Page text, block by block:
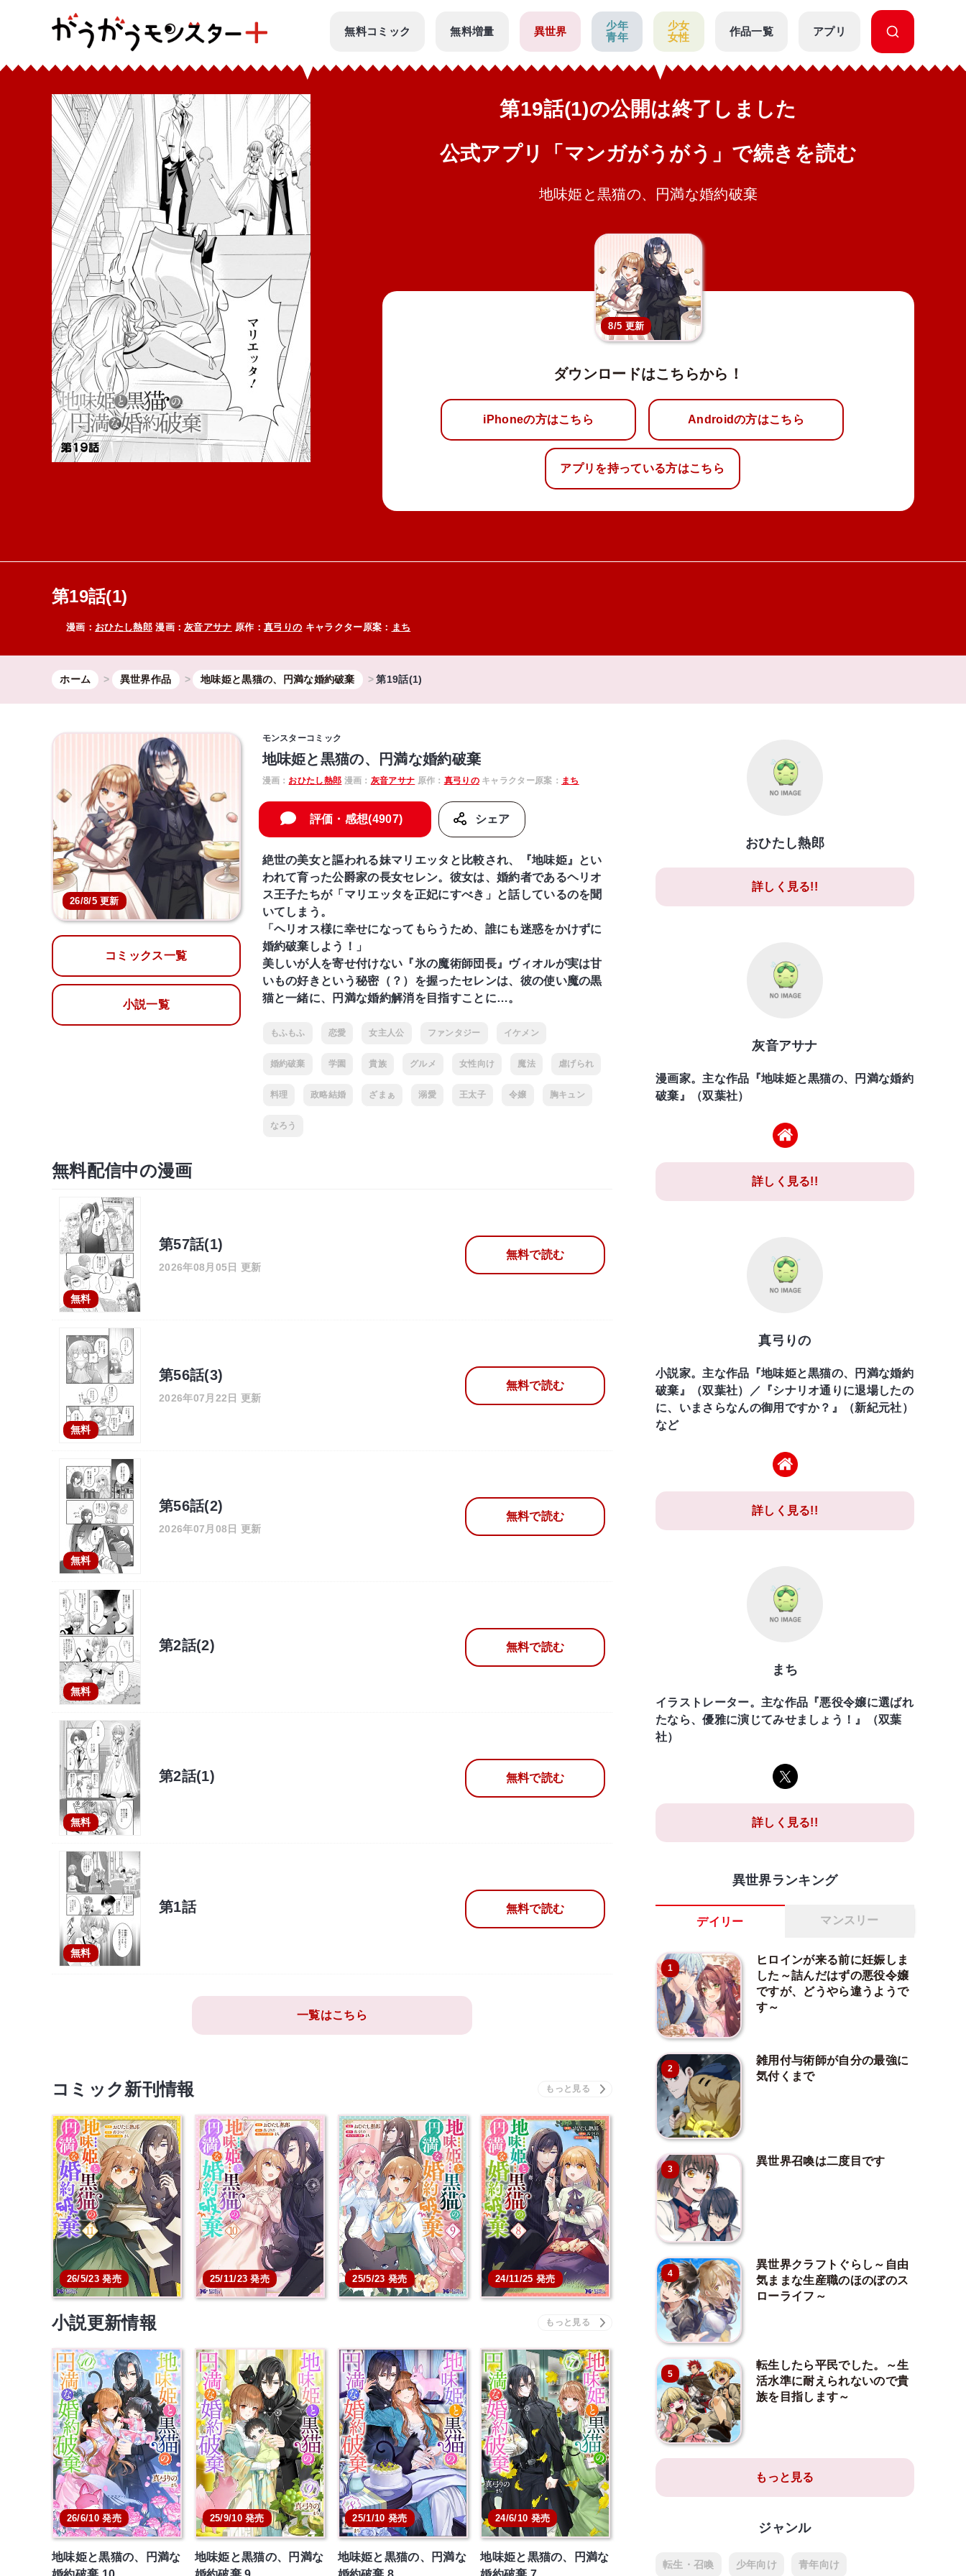
無料コミック 無料増量 異世界
少年
青年
少女
女性
作品一覧 アプリ
第19話(1)の公開は終了しました
公式アプリ「マンガがうがう」で続きを読む
地味姫と黒猫の、円満な婚約破棄
8/5 更新
ダウンロードはこちらから！
iPhoneの方はこちら Androidの方はこちら
アプリを持っている方はこちら
第19話(1)
漫画： おひたし熱郎漫画：灰音アサナ 原作：真弓りの キャラクター原案： まち
ホーム 異世界作品 地味姫と黒猫の、円満な婚約破棄 第19話(1)
26/8/5 更新
コミックス一覧
小説一覧
モンスターコミック
地味姫と黒猫の、円満な婚約破棄
漫画： おひたし熱郎 漫画： 灰音アサナ 原作： 真弓りのキャラクター原案： まち
評価・感想(4907) シェア
絶世の美女と謳われる妹マリエッタと比較され、『地味姫』とい
われて育った公爵家の長女セレン。彼女は、婚約者であるヘリオ
ス王子たちが「マリエッタを正妃にすべき」と話しているのを聞
いてしまう。
「ヘリオス様に幸せになってもらうため、誰にも迷惑をかけずに
婚約破棄しよう！」
美しいが人を寄せ付けない『氷の魔術師団長』ヴィオルが実は甘
いもの好きという秘密（？）を握ったセレンは、彼の使い魔の黒
猫と一緒に、円満な婚約解消を目指すことに…。
もふもふ 恋愛 女主人公 ファンタジー イケメン
婚約破棄 学園 貴族 グルメ 女性向け 魔法 虐げられ
料理 政略結婚 ざまぁ 溺愛 王太子 令嬢 胸キュン
なろう
無料配信中の漫画
無料
第57話(1)
2026年08月05日 更新
無料で読む
無料
第56話(3)
2026年07月22日 更新
無料で読む
無料
第56話(2)
2026年07月08日 更新
無料で読む
無料
第2話(2) 無料で読む
無料
第2話(1) 無料で読む
無料
第1話 無料で読む
一覧はこちら
コミック新刊情報
26/5/23 発売
地味姫と黒猫の、円満な
婚約破棄 11 【コ…
本を買う
25/11/23 発売
地味姫と黒猫の、円満な
婚約破棄 10 【コ…
本を買う
25/5/23 発売
地味姫と黒猫の、円満な
婚約破棄 9 【コミ…
本を買う
24/11/25 発売
地味姫と黒猫の、円満な
婚約破棄 8 【コミ…
本を買う
小説更新情報
26/6/10 発売
地味姫と黒猫の、円満な
25/9/10 発売
地味姫と黒猫の、円満な
25/1/10 発売
地味姫と黒猫の、円満な
24/6/10 発売
地味姫と黒猫の、円満な
おひたし熱郎
詳しく見る!!
灰音アサナ
漫画家。主な作品『地味姫と黒猫の、円満な婚約
破棄』（双葉社）
詳しく見る!!
真弓りの
小説家。主な作品『地味姫と黒猫の、円満な婚約
破棄』（双葉社）／『シナリオ通りに退場したの
に、いまさらなんの御用ですか？』（新紀元社）
など
詳しく見る!!
まち
イラストレーター。主な作品『悪役令嬢に選ばれ
たなら、優雅に演じてみせましょう！』（双葉
社）
詳しく見る!!
異世界ランキング
デイリー マンスリー
1
ヒロインが来る前に妊娠しま
した～詰んだはずの悪役令嬢
ですが、どうやら違うようで
す～
2
雑用付与術師が自分の最強に
気付くまで
3
異世界召喚は二度目です
4
異世界クラフトぐらし～自由
気ままな生産職のほのぼのス
ローライフ～
5
転生したら平民でした。～生
活水準に耐えられないので貴
族を目指します～
もっと見る
ジャンル
転生・召喚 少年向け 青年向け